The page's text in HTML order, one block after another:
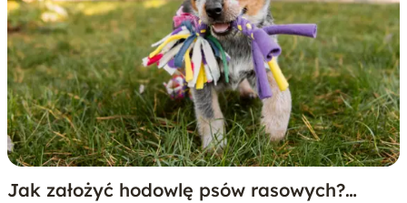
Jak założyć hodowlę psów rasowych?